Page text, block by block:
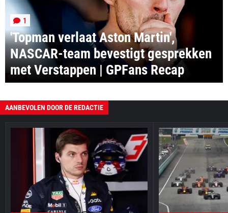
'Topman verlaat Aston Martin',
NASCAR-team bevestigt gesprekken
met Verstappen | GPFans Recap
1
AANBEVOLEN DOOR DE REDACTIE